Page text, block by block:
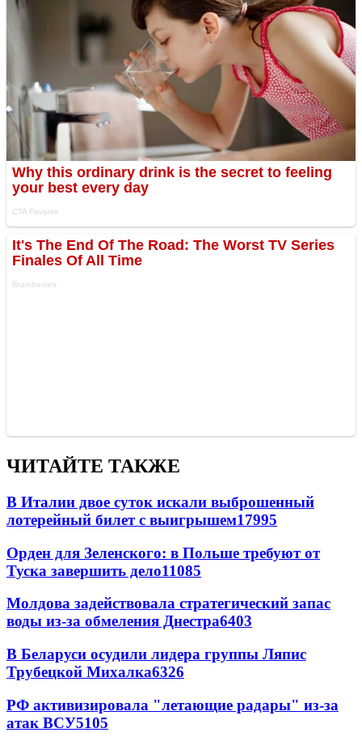
ЧИТАЙТЕ ТАКЖЕ
В Италии двое суток искали выброшенный
лотерейный билет с выигрышем17995
Орден для Зеленского: в Польше требуют от
Туска завершить дело11085
Молдова задействовала стратегический запас
воды из-за обмеления Днестра6403
В Беларуси осудили лидера группы Ляпис
Трубецкой Михалка6326
РФ активизировала "летающие радары" из-за
атак ВСУ5105